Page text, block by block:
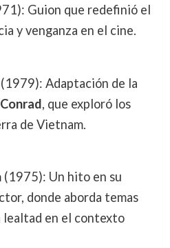
Guion que redefinió el
y venganza en el cine.
Adaptación de la
, que exploró los
de Vietnam.
(1975): Un hito en su
donde aborda temas
lealtad en el contexto